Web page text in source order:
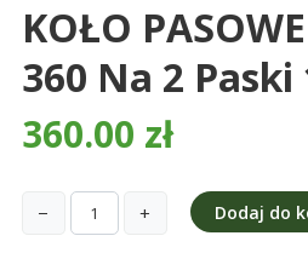
betoniarek,
maszyn
rolniczych,
także
części
zamienne.
KOŁO
360 Na 2
360.00 zł
− + Dodaj do